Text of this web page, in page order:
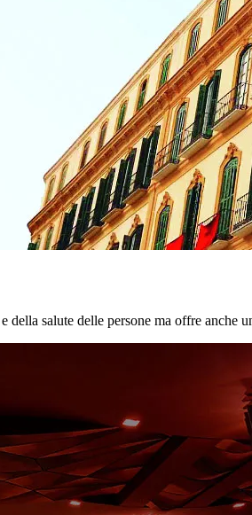
salute delle persone ma offre anche